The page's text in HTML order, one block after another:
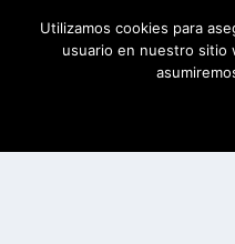
Utilizamos cookies para
usuario en nuestro sitio